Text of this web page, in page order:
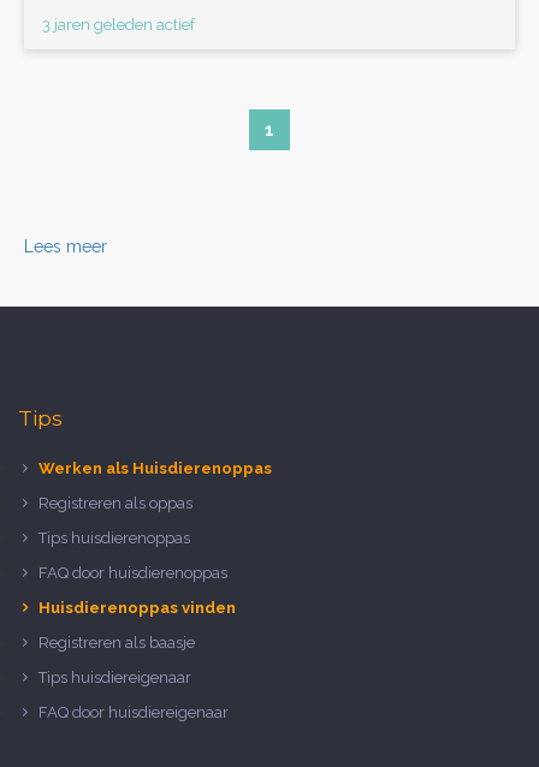
3 jaren geleden actief
1
Lees meer
Tips
Werken als Huisdierenoppas
Registreren als oppas
Tips huisdierenoppas
FAQ door huisdierenoppas
Huisdierenoppas vinden
Registreren als baasje
Tips huisdiereigenaar
FAQ door huisdiereigenaar